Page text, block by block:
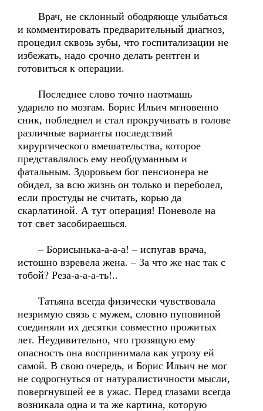
Врач, не склонный ободряюще улыбаться
и комментировать предварительный диагноз,
процедил сквозь зубы, что госпитализации не
избежать, надо срочно делать рентген и
готовиться к операции.
Последнее слово точно наотмашь
ударило по мозгам. Борис Ильич мгновенно
сник, побледнел и стал прокручивать в голове
различные варианты последствий
хирургического вмешательства, которое
представлялось ему необдуманным и
фатальным. Здоровьем бог пенсионера не
обидел, за всю жизнь он только и переболел,
если простуды не считать, корью да
скарлатиной. А тут операция! Поневоле на
тот свет засобираешься.
– Борисынька-а-а-а! – испугав врача,
истошно взревела жена. – За что же нас так с
тобой? Реза-а-а-а-ть!..
Татьяна всегда физически чувствовала
незримую связь с мужем, словно пуповиной
соединяли их десятки совместно прожитых
лет. Неудивительно, что грозящую ему
опасность она воспринимала как угрозу ей
самой. В свою очередь, и Борис Ильич не мог
не содрогнуться от натуралистичности мысли,
повергнувшей ее в ужас. Перед глазами всегда
возникала одна и та же картина, которую